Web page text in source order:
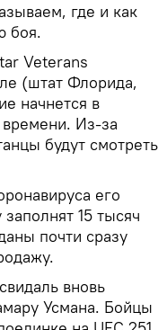
где и как
боя.
Veterans
(штат Флорида,
начнется в
Из-за
будут смотреть
его
15 тысяч
почти сразу
вновь
Усмана. Бойцы